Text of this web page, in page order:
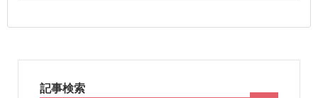
記事検索